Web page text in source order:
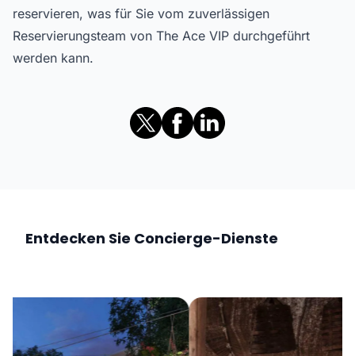
reservieren, was für Sie vom zuverlässigen
Reservierungsteam von The Ace VIP durchgeführt
werden kann.
Entdecken Sie Concierge-Dienste